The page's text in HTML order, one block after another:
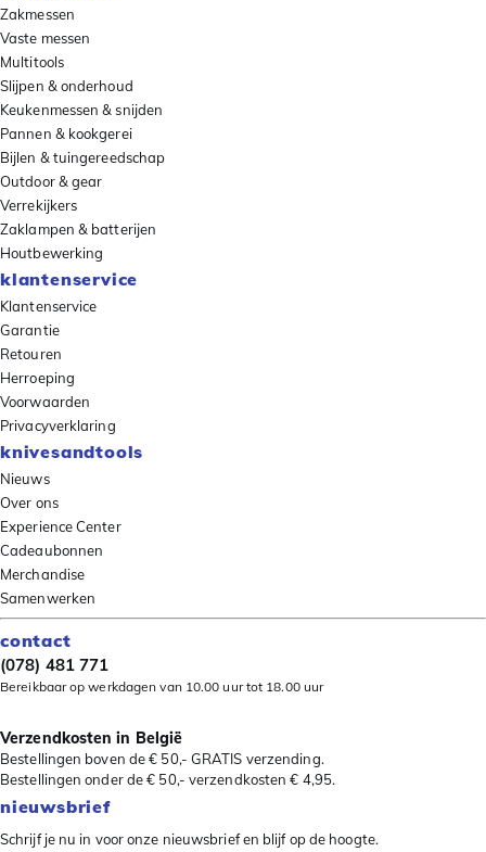
Zakmessen
Vaste messen
Multitools
Slijpen & onderhoud
Keukenmessen & snijden
Pannen & kookgerei
Bijlen & tuingereedschap
Outdoor & gear
Verrekijkers
Zaklampen & batterijen
Houtbewerking
klantenservice
Klantenservice
Garantie
Retouren
Herroeping
Voorwaarden
Privacyverklaring
knivesandtools
Nieuws
Over ons
Experience Center
Cadeaubonnen
Merchandise
Samenwerken
contact
(078) 481 771
Bereikbaar op werkdagen van 10.00 uur tot 18.00 uur
Verzendkosten in België
Bestellingen boven de € 50,- GRATIS verzending.
Bestellingen onder de € 50,- verzendkosten € 4,95.
nieuwsbrief
Schrijf je nu in voor onze nieuwsbrief en blijf op de hoogte.